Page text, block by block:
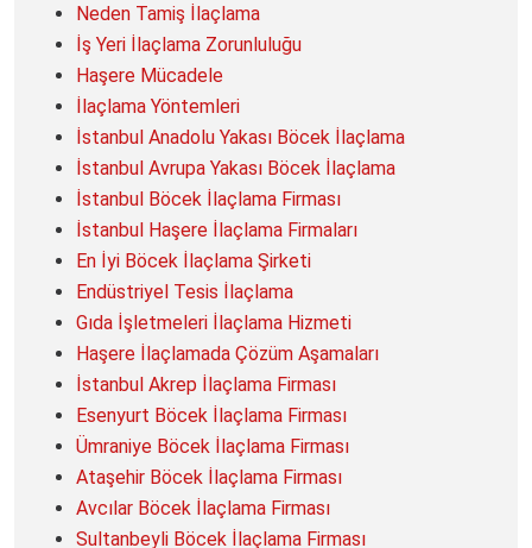
Neden Tamiş İlaçlama
İş Yeri İlaçlama Zorunluluğu
Haşere Mücadele
İlaçlama Yöntemleri
İstanbul Anadolu Yakası Böcek İlaçlama
İstanbul Avrupa Yakası Böcek İlaçlama
İstanbul Böcek İlaçlama Firması
İstanbul Haşere İlaçlama Firmaları
En İyi Böcek İlaçlama Şirketi
Endüstriyel Tesis İlaçlama
Gıda İşletmeleri İlaçlama Hizmeti
Haşere İlaçlamada Çözüm Aşamaları
İstanbul Akrep İlaçlama Firması
Esenyurt Böcek İlaçlama Firması
Ümraniye Böcek İlaçlama Firması
Ataşehir Böcek İlaçlama Firması
Avcılar Böcek İlaçlama Firması
Sultanbeyli Böcek İlaçlama Firması